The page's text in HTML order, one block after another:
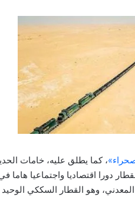
، كما يطلق عليه، خامات
دورا اقتصاديا واجتماعيا
المعدني، وهو القطار السككي